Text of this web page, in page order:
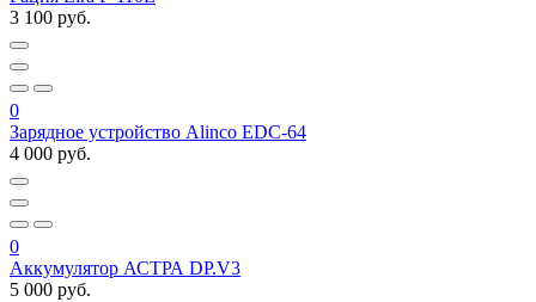
3 100 руб.
0
Зарядное устройство Alinco EDC-64
4 000 руб.
0
Аккумулятор АСТРА DP.V3
5 000 руб.